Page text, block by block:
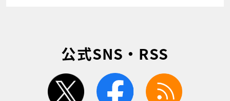
公式SNS・RSS
twitter facebook